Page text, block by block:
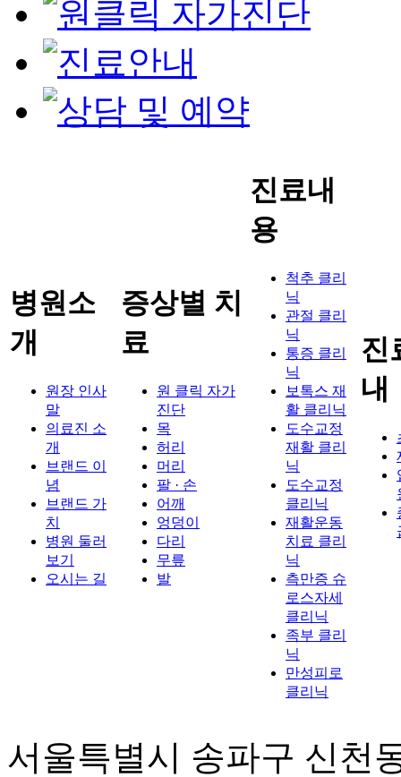
병원소
개
원장 인사
말
의료진 소
개
브랜드 이
념
브랜드 가
치
병원 둘러
보기
오시는 길
증상별 치
료
원 클릭 자가
진단
목
허리
머리
팔 · 손
어깨
엉덩이
다리
무릎
발
진료내
용
척추 클리
닉
관절 클리
닉
통증 클리
닉
보톡스 재
활 클리닉
도수교정
재활 클리
닉
도수교정
클리닉
재활운동
치료 클리
닉
측만증 슈
로스자세
클리닉
족부 클리
닉
만성피로
클리닉
진
내
서울특별시 송파구 신천